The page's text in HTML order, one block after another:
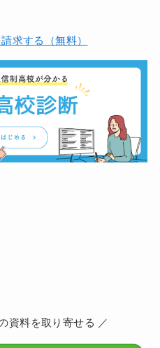
求する（無料）
資料を取り寄せる ／